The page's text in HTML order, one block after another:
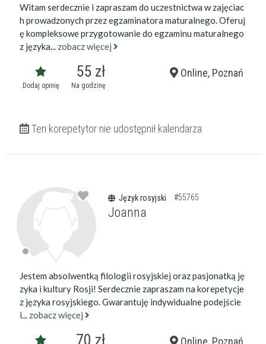
Witam serdecznie i zapraszam do uczestnictwa w zajęciac
h prowadzonych przez egzaminatora maturalnego. Oferuj
ę kompleksowe przygotowanie do egzaminu maturalnego
z języka... zobacz więcej
Dodaj opinię
55 zł
Na godzinę
Online, Poznań
Ten korepetytor nie udostępnił kalendarza
Język rosyjski #55765
Joanna
Jestem absolwentką filologii rosyjskiej oraz pasjonatką ję
zyka i kultury Rosji! Serdecznie zapraszam na korepetycje
z języka rosyjskiego. Gwarantuję indywidualne podejście
i... zobacz więcej
70 zł Online, Poznań